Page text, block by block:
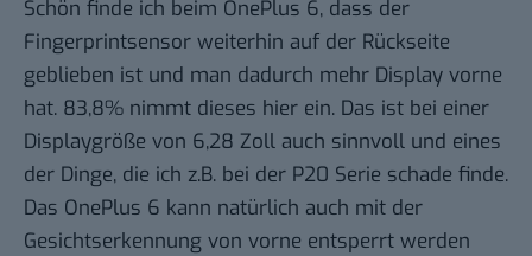
Schön finde ich beim OnePlus 6, dass der
Fingerprintsensor weiterhin auf der Rückseite
geblieben ist und man dadurch mehr Display vorne
hat. 83,8% nimmt dieses hier ein. Das ist bei einer
Displaygröße von 6,28 Zoll auch sinnvoll und eines
der Dinge, die ich z.B. bei der P20 Serie schade finde.
Das OnePlus 6 kann natürlich auch mit der
Gesichtserkennung von vorne entsperrt werden